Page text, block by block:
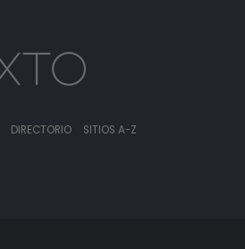
DIRECTORIO SITIOS A-Z